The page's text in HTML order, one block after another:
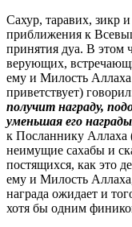
Сахур, таравих, зикр
приближения к
принятия дуа. В этом
верующих,
ему и Милость Аллаха
приветствует)
получит награду,
уменьшая его
к Посланнику
неимущие сахабы и
постящихся, как это
ему и Милость
награда ожидает и
хотя бы одним